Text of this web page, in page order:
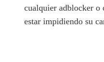
cualquier adblocker o
estar impidiendo su